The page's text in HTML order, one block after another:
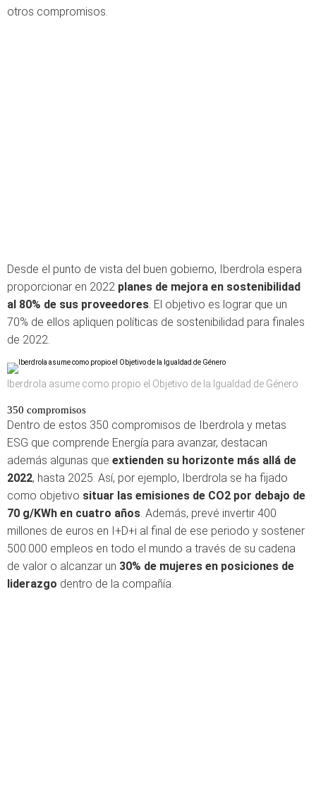
otros compromisos.
Desde el punto de vista del buen gobierno, Iberdrola espera
proporcionar en 2022 planes de mejora en sostenibilidad
al 80% de sus proveedores. El objetivo es lograr que un
70% de ellos apliquen políticas de sostenibilidad para finales
de 2022.
Iberdrola asume como propio el Objetivo de la Igualdad de Género
350 compromisos
Dentro de estos 350 compromisos de Iberdrola y metas
ESG que comprende Energía para avanzar, destacan
además algunas que extienden su horizonte más allá de
2022, hasta 2025. Así, por ejemplo, Iberdrola se ha fijado
como objetivo situar las emisiones de CO2 por debajo de
70 g/KWh en cuatro años. Además, prevé invertir 400
millones de euros en I+D+i al final de ese periodo y sostener
500.000 empleos en todo el mundo a través de su cadena
de valor o alcanzar un 30% de mujeres en posiciones de
liderazgo dentro de la compañía.